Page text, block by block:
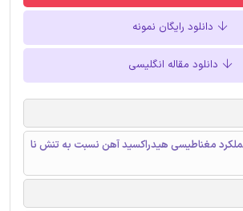
دانلود رایگان نمونه
دانلود مقاله انگلیسی
مغناطیسی هیدراکسید آهن نسبت به تنش نا